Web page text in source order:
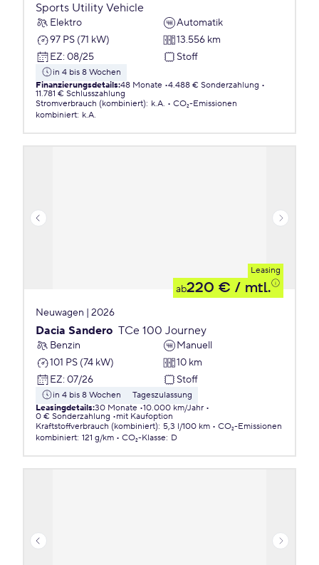
Sports Utility Vehicle
Elektro
Automatik
97 PS (71 kW)
13.556 km
EZ: 08/25 Stoff
in 4 bis 8 Wochen
Finanzierungsdetails:48 Monate 4.488 € Sonderzahlung
11.781 € Schlusszahlung
Stromverbrauch (kombiniert): k.A.
CO₂-Emissionen
kombiniert: k.A.
Leasing
ab220 € / mtl.
Neuwagen | 2026
Dacia Sandero TCe 100 Journey
Benzin
Manuell
101 PS (74 kW)
10 km
EZ: 07/26 Stoff
in 4 bis 8 Wochen
Tageszulassung
Leasingdetails:30 Monate 10.000 km/Jahr
0 € Sonderzahlung
mit Kaufoption
Kraftstoffverbrauch (kombiniert): 5,3 l/100 km
CO₂-Emissionen
kombiniert: 121 g/km CO₂-Klasse: D